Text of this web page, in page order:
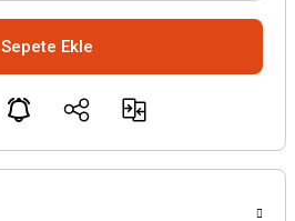
Sepete Ekle